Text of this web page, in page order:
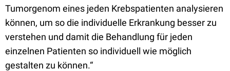
Tumorgenom eines jeden Krebspatienten analysieren
können, um so die individuelle Erkrankung besser zu
verstehen und damit die Behandlung für jeden
einzelnen Patienten so individuell wie möglich
gestalten zu können.“